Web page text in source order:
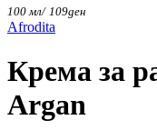
100 мл/ 109ден
Afrodita
Крема за
Argan